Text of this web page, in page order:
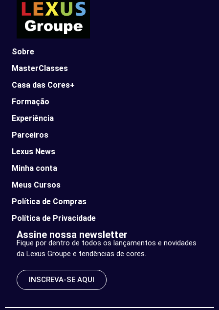
Sobre
MasterClasses
Casa das Cores+
Formação
Experiência
Parceiros
Lexus News​
Minha conta
Meus Cursos
Política de Compras
Política de Privacidade
Assine nossa newsletter
Fique por dentro de todos os lançamentos e novidades
da Lexus Groupe e tendências de cores.
INSCREVA-SE AQUI